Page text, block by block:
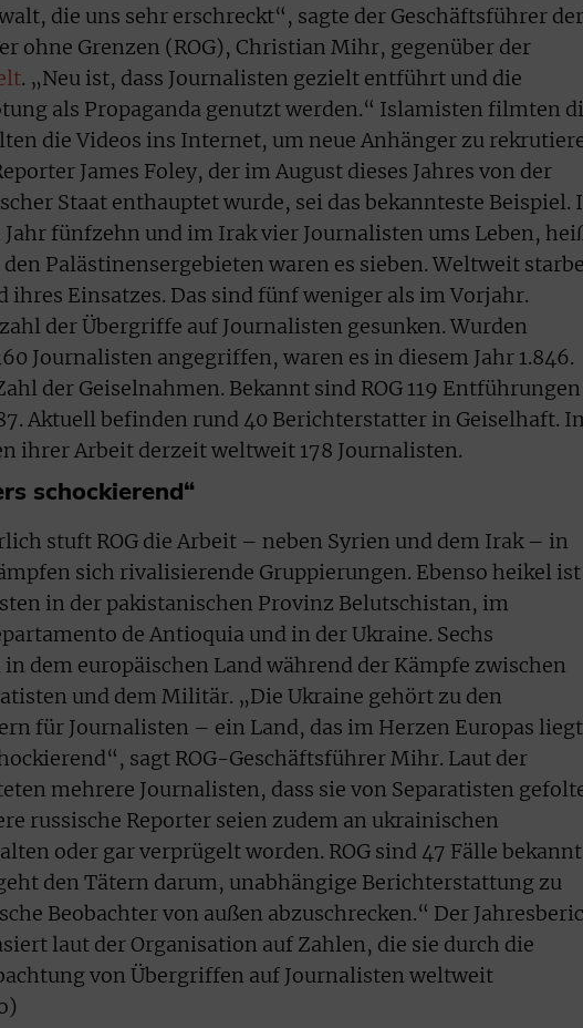
die uns sehr erschreckt“, sagte der Geschäftsführer der
ohne Grenzen (ROG), Christian Mihr, gegenüber der
. „Neu ist, dass Journalisten gezielt entführt und die
als Propaganda genutzt werden.“ Islamisten filmten
die Videos ins Internet, um neue Anhänger zu
James Foley, der im August dieses Jahres von der
Staat enthauptet wurde, sei das bekannteste Beispiel.
Jahr fünfzehn und im Irak vier Journalisten ums Leben,
den Palästinensergebieten waren es sieben. Weltweit
ihres Einsatzes. Das sind fünf weniger als im Vorjahr.
der Übergriffe auf Journalisten gesunken. Wurden
Journalisten angegriffen, waren es in diesem Jahr 1.846.
der Geiselnahmen. Bekannt sind ROG 119
Aktuell befinden rund 40 Berichterstatter in Geiselhaft.
ihrer Arbeit derzeit weltweit 178 Journalisten.
schockierend“
stuft ROG die Arbeit – neben Syrien und dem Irak – in
sich rivalisierende Gruppierungen. Ebenso heikel ist
in der pakistanischen Provinz Belutschistan, im
de Antioquia und in der Ukraine. Sechs
dem europäischen Land während der Kämpfe zwischen
und dem Militär. „Die Ukraine gehört zu den
für Journalisten – ein Land, das im Herzen Europas
sagt ROG-Geschäftsführer Mihr. Laut der
mehrere Journalisten, dass sie von Separatisten
russische Reporter seien zudem an ukrainischen
oder gar verprügelt worden. ROG sind 47 Fälle
den Tätern darum, unabhängige Berichterstattung zu
Beobachter von außen abzuschrecken.“ Der
laut der Organisation auf Zahlen, die sie durch die
von Übergriffen auf Journalisten weltweit